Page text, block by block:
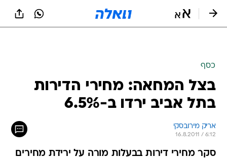
כסף
בצל המחאה: מחירי הדירות
בתל אביב ירדו ב-6.5%
אריק מירובסקי
16.8.2011 / 6:12
סקר מחירי דירות בבעלות מורה על ירידת מחירים